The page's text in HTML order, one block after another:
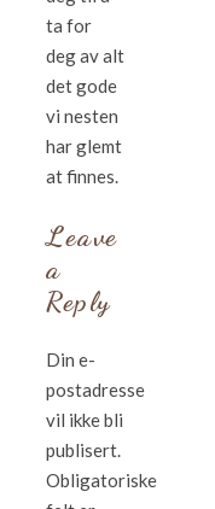
ta for
deg av alt
det gode
vi nesten
har glemt
at finnes.
Leave
a
Reply
Din e-
postadresse
vil ikke bli
publisert.
Obligatoriske